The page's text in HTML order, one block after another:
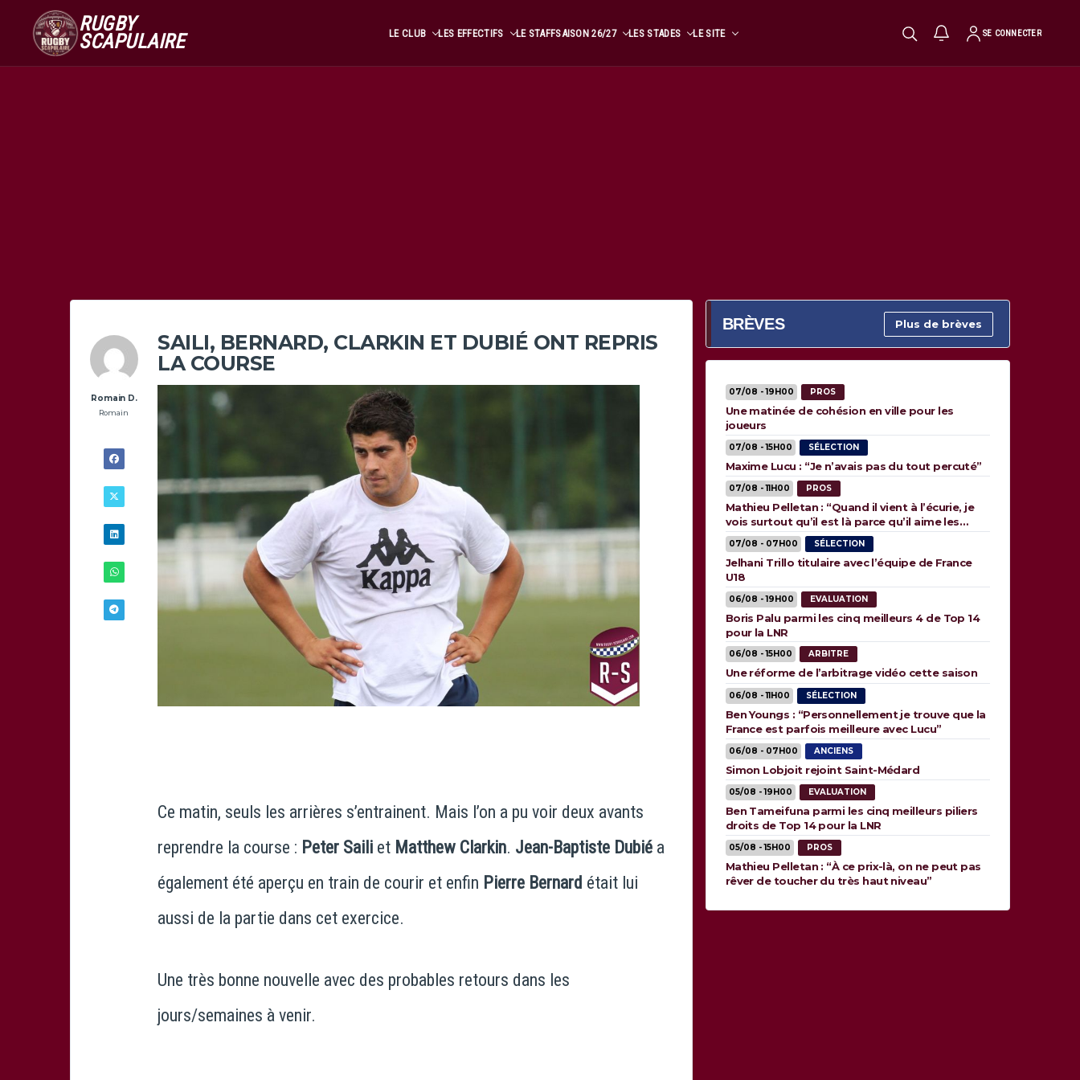
RUGBY
SCAPULAIRE LE CLUB LES EFFECTIFS LE STAFFSAISON 26/27 LES STADES LE SITE SE CONNECTER
Romain D.
Romain
SAILI, BERNARD, CLARKIN ET DUBIÉ ONT REPRIS
LA COURSE
Ce matin, seuls les arrières s’entrainent. Mais l’on a pu voir deux avants
reprendre la course : Peter Saili et Matthew Clarkin. Jean-Baptiste Dubié a
également été aperçu en train de courir et enfin Pierre Bernard était lui
aussi de la partie dans cet exercice.
Une très bonne nouvelle avec des probables retours dans les
jours/semaines à venir.
BRÈVES Plus de brèves
07/08 - 19H00 PROS
Une matinée de cohésion en ville pour les
joueurs
07/08 - 15H00 SÉLECTION
Maxime Lucu : “Je n’avais pas du tout percuté”
07/08 - 11H00 PROS
Mathieu Pelletan : “Quand il vient à l’écurie, je
vois surtout qu’il est là parce qu’il aime les
animaux”
07/08 - 07H00 SÉLECTION
Jelhani Trillo titulaire avec l’équipe de France
U18
06/08 - 19H00 EVALUATION
Boris Palu parmi les cinq meilleurs 4 de Top 14
pour la LNR
06/08 - 15H00 ARBITRE
Une réforme de l’arbitrage vidéo cette saison
06/08 - 11H00 SÉLECTION
Ben Youngs : “Personnellement je trouve que la
France est parfois meilleure avec Lucu”
06/08 - 07H00 ANCIENS
Simon Lobjoit rejoint Saint-Médard
05/08 - 19H00 EVALUATION
Ben Tameifuna parmi les cinq meilleurs piliers
droits de Top 14 pour la LNR
05/08 - 15H00 PROS
Mathieu Pelletan : “À ce prix-là, on ne peut pas
rêver de toucher du très haut niveau”